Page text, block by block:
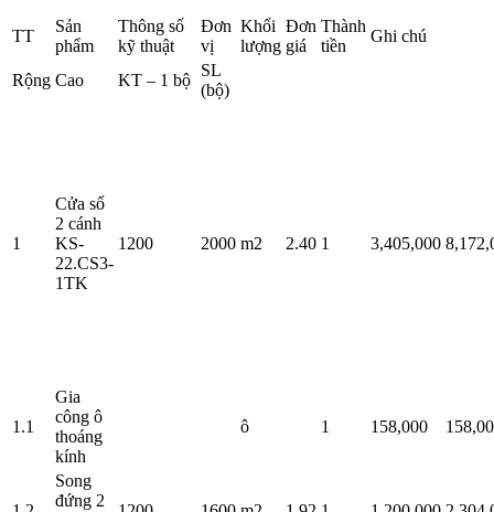
TT
Sản
phẩm
Thông số
kỹ thuật
Đơn
vị
Khối
lượng
Đơn
giá
Thành
tiền
Ghi chú
Rộng Cao KT – 1 bộ
SL
(bộ)
1
Cửa sổ
2 cánh
KS-
22.CS3-
1TK
1200 2000 m2 2.40 1 3,405,000
1.1
Gia
công ô
thoáng
kính
ô 1 158,000
Song
đứng 2